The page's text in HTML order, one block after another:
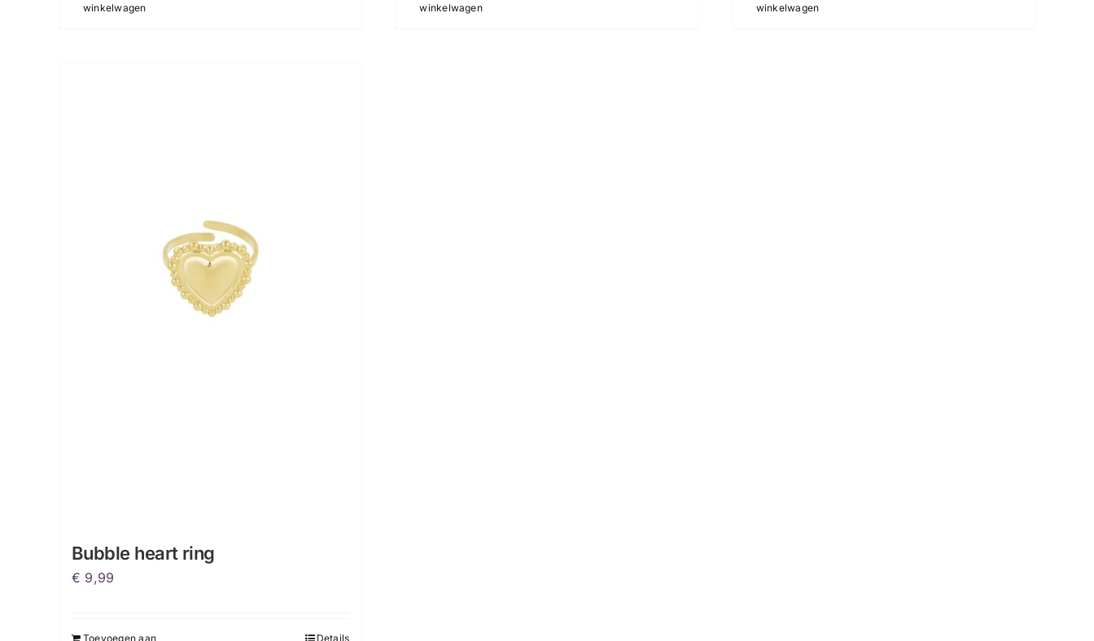
winkelwagen
winkelwagen
winkelwagen
Bubble heart ring
€ 9,99
Toevoegen aan Details